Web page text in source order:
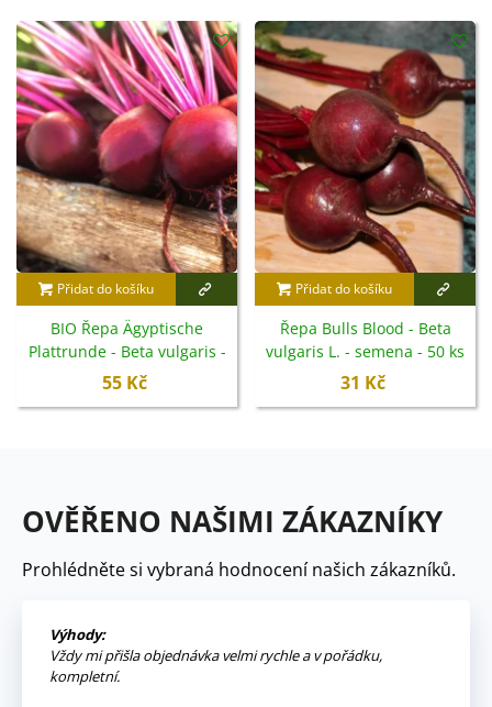
Přidat do košíku
BIO Řepa Ägyptische
Plattrunde - Beta vulgaris -
bio semena - 50 ks
55 Kč
Přidat do košíku
Řepa Bulls Blood - Beta
vulgaris L. - semena - 50 ks
31 Kč
OVĚŘENO NAŠIMI ZÁKAZNÍKY
Prohlédněte si vybraná hodnocení našich zákazníků.
Výhody:
Vždy mi přišla objednávka velmi rychle a v pořádku,
kompletní.